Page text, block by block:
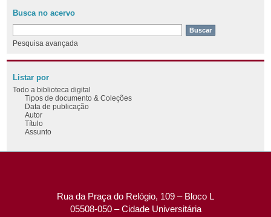
Busca no acervo
Pesquisa avançada
Listar por
Todo a biblioteca digital
Tipos de documento & Coleções
Data de publicação
Autor
Título
Assunto
Rua da Praça do Relógio, 109 – Bloco L
05508-050 – Cidade Universitária